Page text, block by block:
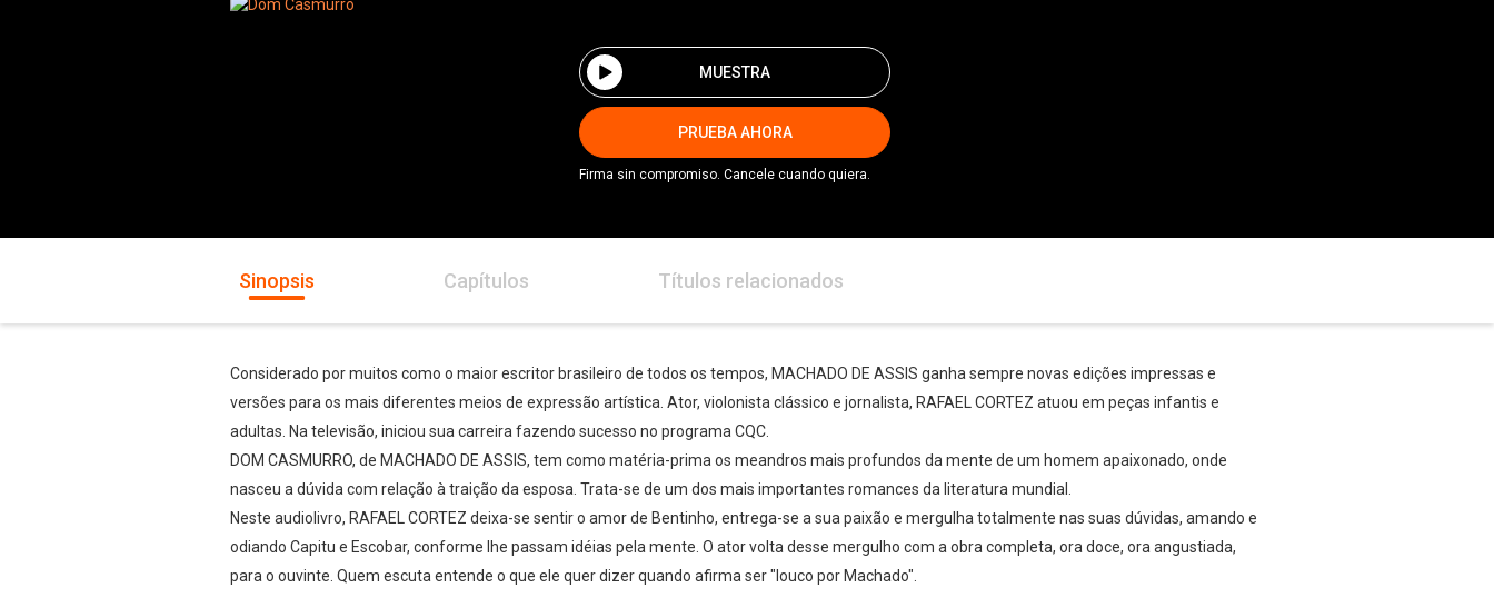
MUESTRA
PRUEBA AHORA
Firma sin compromiso. Cancele cuando quiera.
Sinopsis Capítulos Títulos relacionados
Considerado por muitos como o maior escritor brasileiro de todos os tempos, MACHADO DE ASSIS ganha sempre novas edições impressas e
versões para os mais diferentes meios de expressão artística. Ator, violonista clássico e jornalista, RAFAEL CORTEZ atuou em peças infantis e
adultas. Na televisão, iniciou sua carreira fazendo sucesso no programa CQC.
DOM CASMURRO, de MACHADO DE ASSIS, tem como matéria-prima os meandros mais profundos da mente de um homem apaixonado, onde
nasceu a dúvida com relação à traição da esposa. Trata-se de um dos mais importantes romances da literatura mundial.
Neste audiolivro, RAFAEL CORTEZ deixa-se sentir o amor de Bentinho, entrega-se a sua paixão e mergulha totalmente nas suas dúvidas, amando e
odiando Capitu e Escobar, conforme lhe passam idéias pela mente. O ator volta desse mergulho com a obra completa, ora doce, ora angustiada,
para o ouvinte. Quem escuta entende o que ele quer dizer quando afirma ser "louco por Machado".